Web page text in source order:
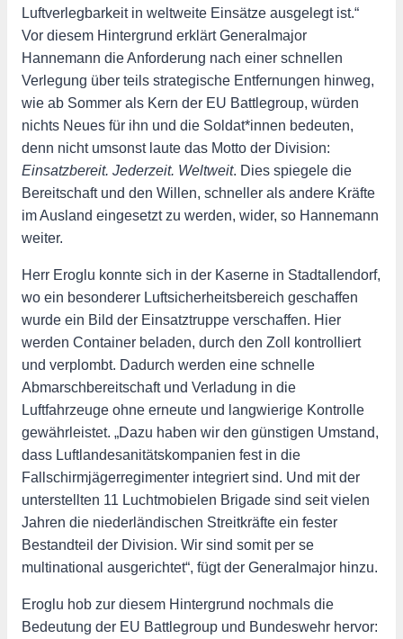
Luftverlegbarkeit in weltweite Einsätze ausgelegt ist.“
Vor diesem Hintergrund erklärt Generalmajor
Hannemann die Anforderung nach einer schnellen
Verlegung über teils strategische Entfernungen hinweg,
wie ab Sommer als Kern der EU Battlegroup, würden
nichts Neues für ihn und die Soldat*innen bedeuten,
denn nicht umsonst laute das Motto der Division:
Einsatzbereit. Jederzeit. Weltweit. Dies spiegele die
Bereitschaft und den Willen, schneller als andere Kräfte
im Ausland eingesetzt zu werden, wider, so Hannemann
weiter.
Herr Eroglu konnte sich in der Kaserne in Stadtallendorf,
wo ein besonderer Luftsicherheitsbereich geschaffen
wurde ein Bild der Einsatztruppe verschaffen. Hier
werden Container beladen, durch den Zoll kontrolliert
und verplombt. Dadurch werden eine schnelle
Abmarschbereitschaft und Verladung in die
Luftfahrzeuge ohne erneute und langwierige Kontrolle
gewährleistet. „Dazu haben wir den günstigen Umstand,
dass Luftlandesanitätskompanien fest in die
Fallschirmjägerregimenter integriert sind. Und mit der
unterstellten 11 Luchtmobielen Brigade sind seit vielen
Jahren die niederländischen Streitkräfte ein fester
Bestandteil der Division. Wir sind somit per se
multinational ausgerichtet“, fügt der Generalmajor hinzu.
Eroglu hob zur diesem Hintergrund nochmals die
Bedeutung der EU Battlegroup und Bundeswehr hervor: